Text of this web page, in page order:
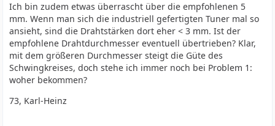
Ich bin zudem etwas überrascht über die empfohlenen 5
mm. Wenn man sich die industriell gefertigten Tuner mal so
ansieht, sind die Drahtstärken dort eher < 3 mm. Ist der
empfohlene Drahtdurchmesser eventuell übertrieben? Klar,
mit dem größeren Durchmesser steigt die Güte des
Schwingkreises, doch stehe ich immer noch bei Problem 1:
woher bekommen?
73, Karl-Heinz